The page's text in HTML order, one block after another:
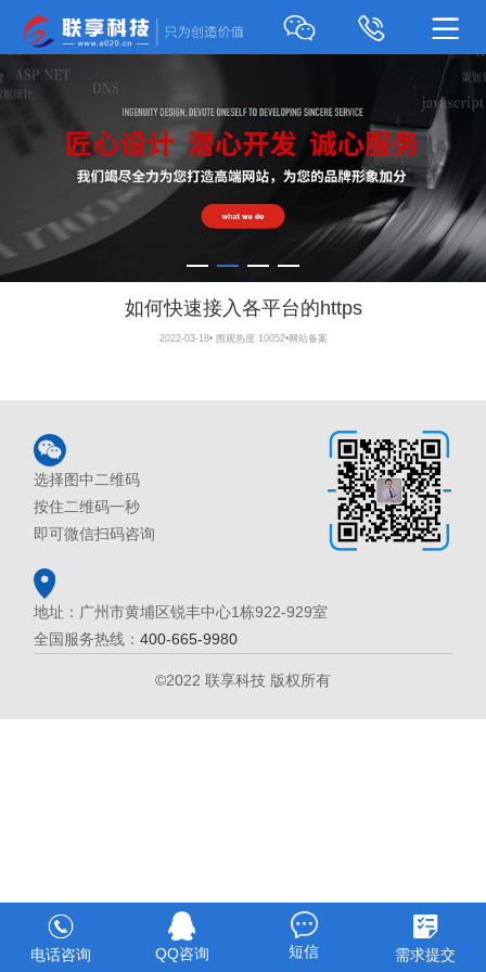
如何快速接入各平台的https
2022-03-18• 围观热度 10052•网站备案
选择图中二维码
按住二维码一秒
即可微信扫码咨询
地址：广州市黄埔区锐丰中心1栋922-929室
全国服务热线： 400-665-9980
©2022 联享科技 版权所有
电话咨询 QQ咨询 短信 需求提交